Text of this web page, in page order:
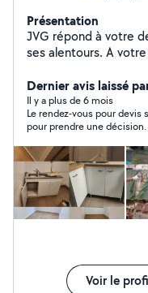
Présentation
JVG répond à votre
ses alentours. A
extérieur, (façade,
Enduit, Ponçage,
Papier peint,
chantier, Maçonnerie,
Dernier avis laissé
Il y a plus de 6 mois
Le rendez-vous pour devis
pour prendre une décision.
Voir le